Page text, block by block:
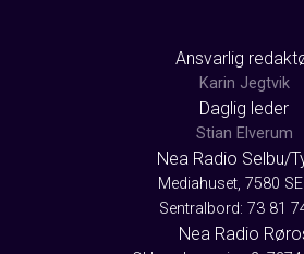
Ansvarlig
Karin Jegtvik
Daglig leder
Stian Elverum
Nea Radio Selbu/
Mediahuset, 7580
Sentralbord: 73 81
Nea Radio